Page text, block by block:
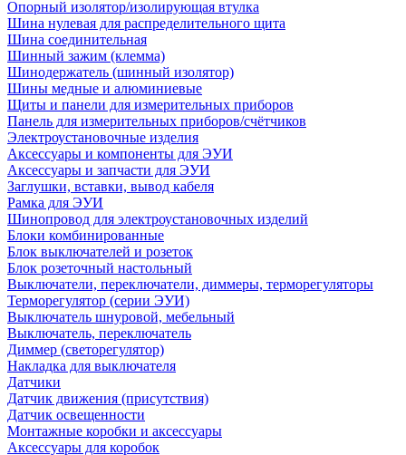
Опорный изолятор/изолирующая втулка
Шина нулевая для распределительного щита
Шина соединительная
Шинный зажим (клемма)
Шинодержатель (шинный изолятор)
Шины медные и алюминиевые
Щиты и панели для измерительных приборов
Панель для измерительных приборов/счётчиков
Электроустановочные изделия
Аксессуары и компоненты для ЭУИ
Аксессуары и запчасти для ЭУИ
Заглушки, вставки, вывод кабеля
Рамка для ЭУИ
Шинопровод для электроустановочных изделий
Блоки комбинированные
Блок выключателей и розеток
Блок розеточный настольный
Выключатели, переключатели, диммеры, терморегуляторы
Терморегулятор (серии ЭУИ)
Выключатель шнуровой, мебельный
Выключатель, переключатель
Диммер (светорегулятор)
Накладка для выключателя
Датчики
Датчик движения (присутствия)
Датчик освещенности
Монтажные коробки и аксессуары
Аксессуары для коробок